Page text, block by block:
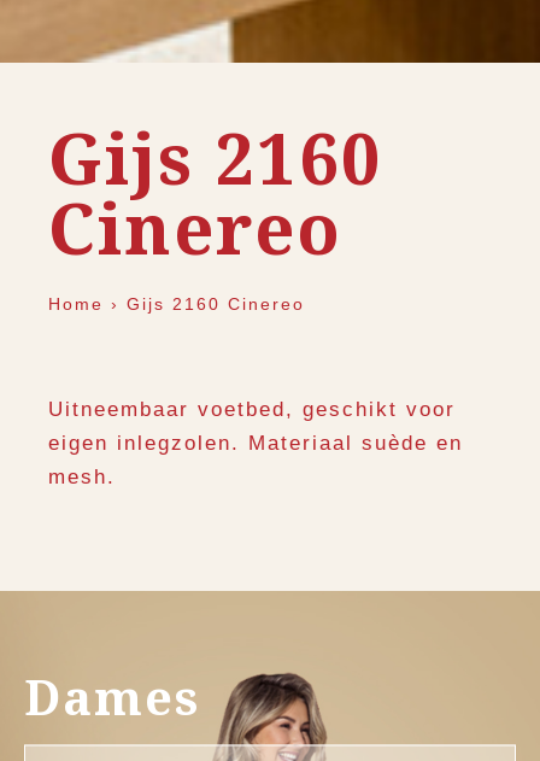
Gijs 2160
Cinereo
Home › Gijs 2160 Cinereo
Uitneembaar voetbed, geschikt voor
eigen inlegzolen. Materiaal suède en
mesh.
Dames